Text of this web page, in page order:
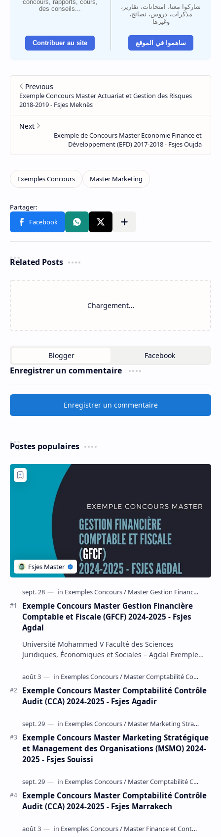
concours, rapports, cours,
des conseils...
Contribuer au site
شاركوا معنا، امتحانات، تقارير،
مذكرات، دروس، نصائح،
وغيرها
ساهموا في الموقع
Related Posts
Chargement…
Enregistrer un commentaire
Enregistrer un commentaire
Postes populaires
Exemple Concours Master Gestion Financière
Comptable et Fiscale (GFCF) 2024-2025 - Fsjes
Agdal
Université Mohammed V Faculté des Sciences
Juridiques, Économiques et Sociales – Agdal Exemple
Exemple Concours Master Comptabilité Contrôle
Audit (CCA) 2024-2025 - Fsjes Agadir
Exemple Concours Master Marketing Stratégique
et Management des Organisations (MSMO) 2024-
2025 - Fsjes Souissi
Exemple Concours Master Comptabilité Contrôle
Audit (CCA) 2024-2025 - Fsjes Marrakech